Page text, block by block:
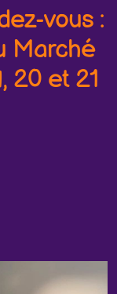
vous :
Marché
20 et 21